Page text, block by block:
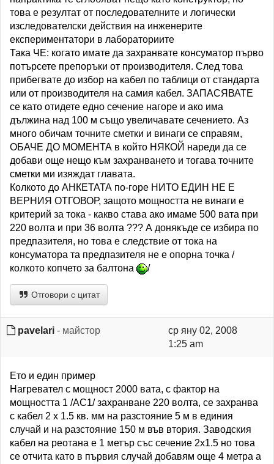
това е резултат от последователните и логически
изследователски действия на инженерите
експериментатори в лабораториите
Така ЧЕ: когато имате да захранвате консуматор първо
потърсете препоръки от производителя. След това
прибегвате до избор на кабел по таблици от стандарта
или от производителя на самия кабел. ЗАПАСЯВАТЕ
се като отидете едно сечение нагоре и ако има
дължина над 100 м също увеличавате сечението. Аз
много обичам точните сметки и винаги се справям,
ОБАЧЕ ДО МОМЕНТА в който НЯКОЙ нареди да се
добави още нещо към захранването и тогава точните
сметки ми изяждат главата.
Колкото до АНКЕТАТА по-горе НИТО ЕДИН НЕ Е
ВЕРНИЯ ОТГОВОР, защото мощността не винаги е
критерий за тока - какво става ако имаме 500 вата при
220 волта и при 36 волта ??? А донякъде се избира по
предпазителя, но това е следствие от тока на
консуматора та предпазителя не е опорна точка /
колкото копчето за балтона
/
Отговори с цитат
pavelari - майстор
ср яну 02, 2008
1:25 am
Ето и един пример
Нагревател с мощност 2000 вата, с фактор на
мощността 1 /АС1/ захранване 220 волта, се захранва
с кабел 2 х 1.5 кв. мм на разстояние 5 м в единия
случай и на разстояние 150 м във втория. Заводския
кабел на реотана е 1 метър със сечение 2х1.5 но това
се отчита като в първия случай добавям още 4 метра а